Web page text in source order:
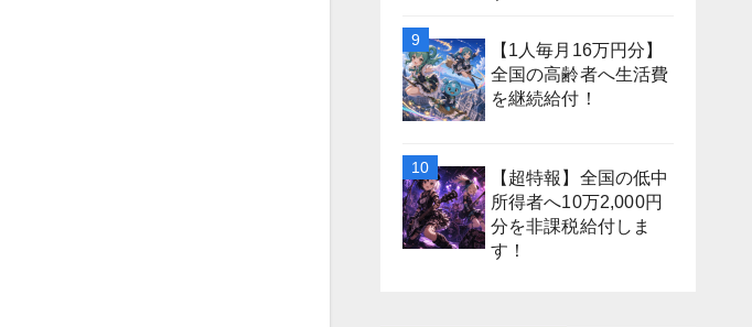
【1人毎月16万円分】
全国の高齢者へ生活費
を継続給付！
【超特報】全国の低中
所得者へ10万2,000円
分を非課税給付しま
す！